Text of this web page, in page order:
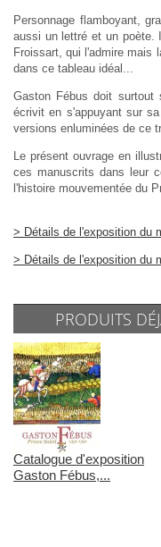
Personnage flamboyant,
aussi un lettré et un poète.
Froissart, qui l'admire mais
dans ce tableau idéal...
Gaston Fébus doit surtout
écrivit en s'appuyant sur
versions enluminées de ce
Le présent ouvrage en
ces manuscrits dans leur
l'histoire mouvementée du
> Détails de l'exposition du
> Détails de l'exposition du
PRODUITS
Catalogue d'exposition
Gaston Fébus,...